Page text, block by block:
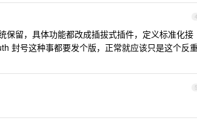
4
留，具体功能都改成插拔式插件，定义标准化接
封号这种事都要发个版，正常就应该只是这个反
5